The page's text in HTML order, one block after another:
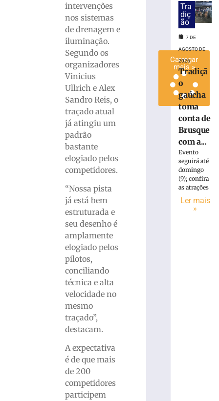
intervenções
nos sistemas
de drenagem e
iluminação.
Segundo os
organizadores
Vinicius
Ullrich e Alex
Sandro Reis, o
traçado atual
já atingiu um
padrão
bastante
elogiado pelos
competidores.
“Nossa pista
já está bem
estruturada e
seu desenho é
amplamente
elogiado pelos
pilotos,
conciliando
técnica e alta
velocidade no
mesmo
traçado”,
destacam.
A expectativa
é de que mais
de 200
competidores
participem
Carregar
mais »
Tra
diç
ão
7 DE
AGOSTO DE
2026
Tradiçã
o
gaúcha
toma
conta de
Brusque
com a...
Evento
seguirá até
domingo
(9); confira
as atrações
Ler mais
»